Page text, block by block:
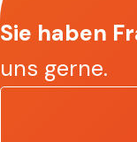
Sie haben
uns gerne.